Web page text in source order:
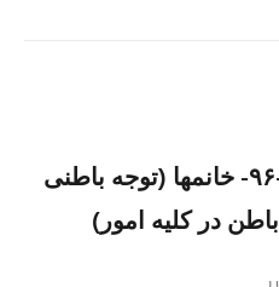
مجلس صبح جمعه ١٧-٩-٩۶- خانمها (توجه باطنی
در کلیه امور)